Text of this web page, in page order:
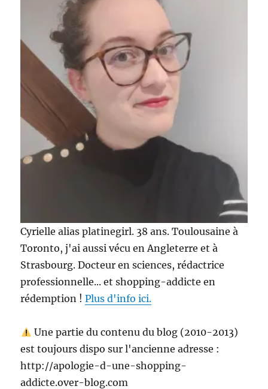
Smashbox
et
Too
Faced
Cyrielle alias platinegirl. 38 ans. Toulousaine à
Toronto, j'ai aussi vécu en Angleterre et à
Strasbourg. Docteur en sciences, rédactrice
professionnelle... et shopping-addicte en
rédemption !Plus d'info ici.
Une partie du contenu du blog (2010-2013)
est toujours dispo sur l'ancienne adresse :
http://apologie-d-une-shopping-
addicte.over-blog.com